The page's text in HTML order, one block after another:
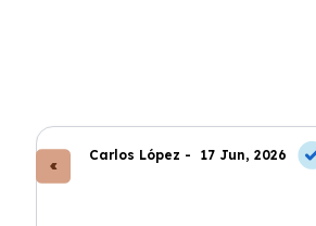
Carlos López - 17 Jun, 2026